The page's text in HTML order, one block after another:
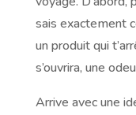
sais exactement
un produit qui
s’ouvrira, une
Arrive avec une